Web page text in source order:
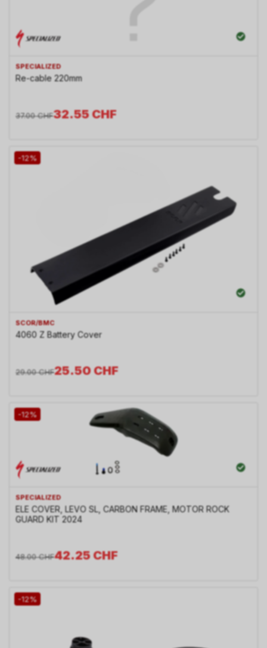
SPECIALIZED
Re-cable 220mm
32.55CHF
37.00 CHF
-12%
SCOR/BMC
4060 Z Battery Cover
25.50CHF
29.00 CHF
-12%
SPECIALIZED
ELE COVER, LEVO SL, CARBON FRAME, MOTOR ROCK
GUARD KIT 2024
42.25CHF
48.00 CHF
-12%